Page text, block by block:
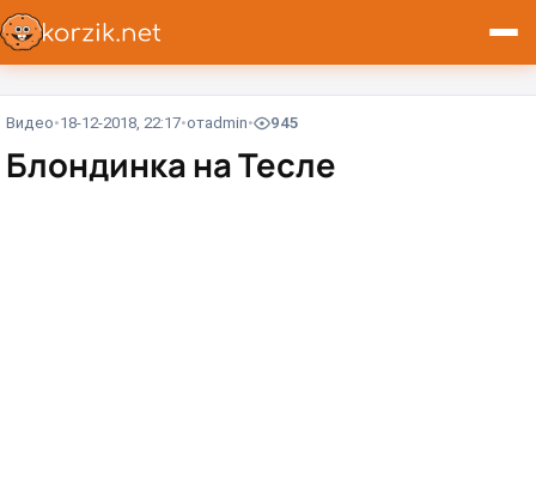
Видео 18-12-2018, 22:17 отadmin 945
Блондинка на Тесле